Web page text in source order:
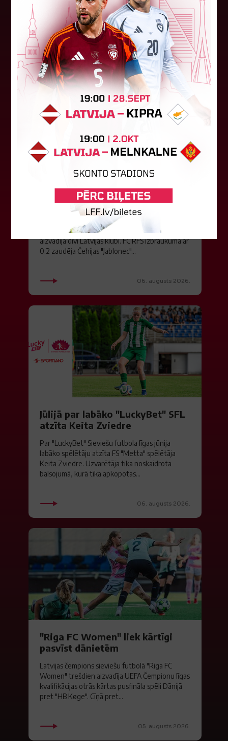
Piedalās:Komitejas locekļi: Jevgenija
Tverjanoviča-Bore, Raivis Grīnbergs...
07. augusts 2026.
"Riga FC" iegūst handikapu, RFS
būs jāatspēlējas
Ceturtdienas vakarā savas spēles UEFA
Konferences līgas kvalifikācijas trešajā kārtā
aizvadīja divi Latvijas klubi. FC RFS izbraukumā ar
0:2 zaudēja Čehijas "Jablonec"...
06. augusts 2026.
Jūlijā par labāko "LuckyBet" SFL
atzīta Keita Zviedre
Par "LuckyBet" Sieviešu futbola līgas jūnija
labāko spēlētāju atzīta FS "Metta" spēlētāja
Keita Zviedre. Uzvarētāja tika noskaidrota
balsojumā, kurā tika apkopotas...
06. augusts 2026.
"Riga FC Women" liek kārtīgi
pasvīst dānietēm
Latvijas čempions sieviešu futbolā "Riga FC
Women" trešdien aizvadīja UEFA Čempionu līgas
kvalifikācijas otrās kārtas pusfināla spēli Dānijā
pret "HB Køge". Cīņā pret...
05. augusts 2026.